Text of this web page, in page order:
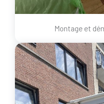
Montage et